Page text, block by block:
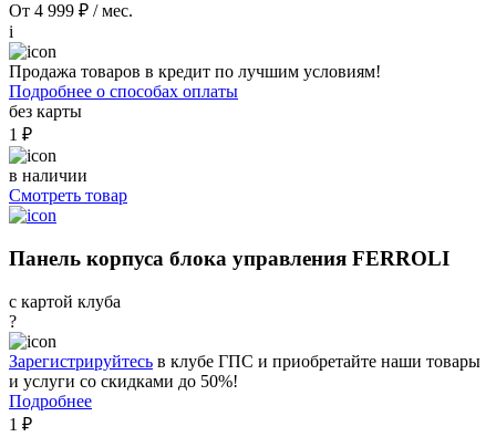
От 4 999 ₽ / мес.
i
Продажа товаров в кредит по лучшим условиям!
Подробнее о способах оплаты
без карты
1 ₽
в наличии
Смотреть товар
Панель корпуса блока управления FERROLI
с картой клуба
?
Зарегистрируйтесь в клубе ГПС и приобретайте наши товары
и услуги со скидками до 50%!
Подробнее
1 ₽